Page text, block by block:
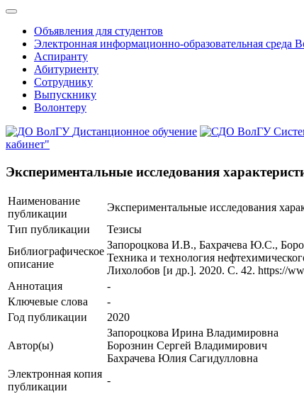
Объявления для студентов
Электронная информационно-образовательная среда
Аспиранту
Абитуриенту
Сотруднику
Выпускнику
Волонтеру
Дистанционное обучение
кабинет"
Экспериментальные исследования
Наименование
публикации
Экспериментальные исследования
Тип публикации
Тезисы
Библиографическое
описание
Запороцкова И.В., Бахрачева Ю.С.,
Техника и технология
Лихолобов [и др.]. 2020. С. 42. https://
Аннотация
-
Ключевые cлова
-
Год публикации
2020
Автор(ы)
Запороцкова Ирина Владимировна
Борознин Сергей Владимирович
Бахрачева Юлия Сагидулловна
Электронная копия
публикации
-